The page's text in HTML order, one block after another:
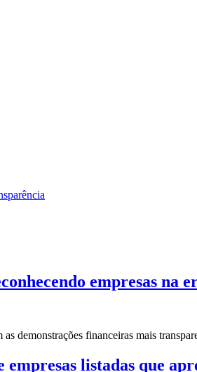
empresas na
as demonstrações financeiras mais
listadas que